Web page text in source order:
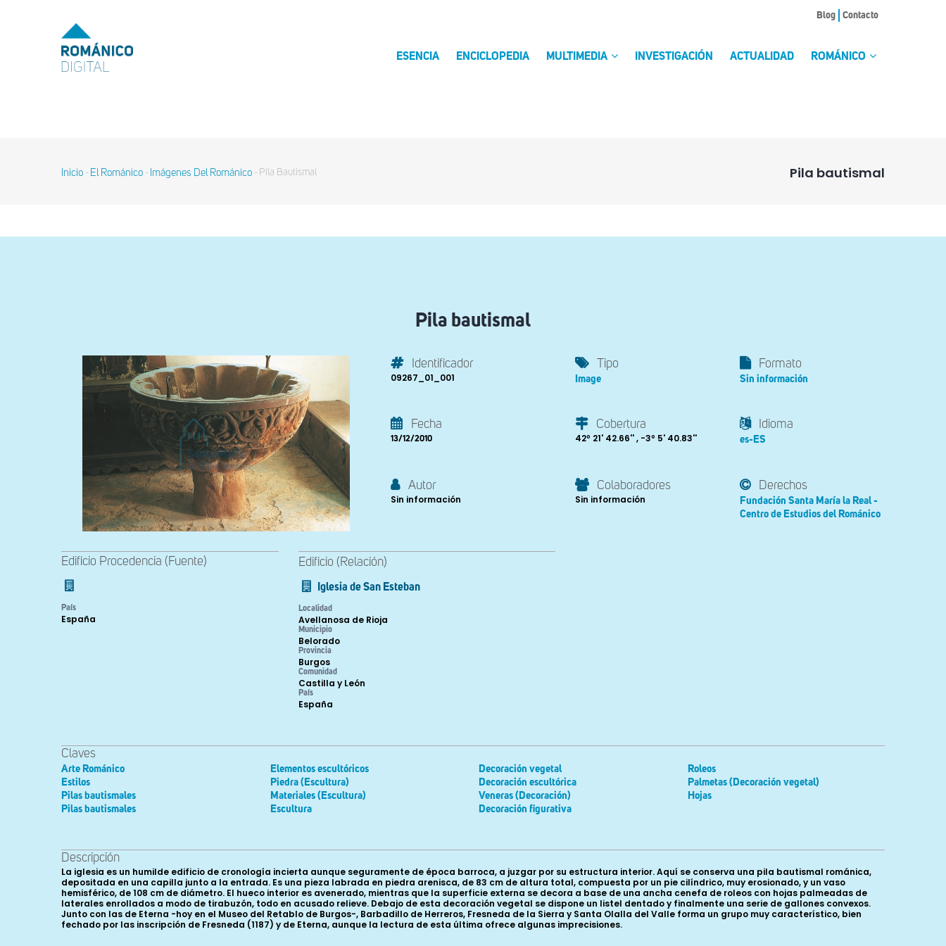
MENU
TOP
Blog Contacto
ESENCIA ENCICLOPEDIA MULTIMEDIA INVESTIGACIÓN ACTUALIDAD ROMÁNICO
Pila bautismal
Sobrescribir
Inicio - El Románico - Imágenes Del Románico - Pila Bautismal
Pila bautismal
Identificador
09267_01_001
Tipo
Image
Formato
Sin información
Fecha
13/12/2010
Cobertura
42º 21' 42.66'' , -3º 5' 40.83''
Idioma
es-ES
Autor
Sin información
Colaboradores
Sin información
Derechos
Fundación Santa María la Real -
Centro de Estudios del Románico
Edificio Procedencia (Fuente)
País
España
Edificio (Relación)
Iglesia de San Esteban
Localidad
Avellanosa de Rioja
Municipio
Belorado
Provincia
Burgos
Comunidad
Castilla y León
País
España
Claves
Arte Románico
Estilos
Pilas bautismales
Pilas bautismales
Elementos escultóricos
Piedra (Escultura)
Materiales (Escultura)
Escultura
Decoración vegetal
Decoración escultórica
Veneras (Decoración)
Decoración figurativa
Roleos
Palmetas (Decoración vegetal)
Hojas
Descripción
La iglesia es un humilde edificio de cronología incierta aunque seguramente de época barroca, a juzgar por su estructura interior. Aquí se conserva una pila bautismal románica,
depositada en una capilla junto a la entrada. Es una pieza labrada en piedra arenisca, de 83 cm de altura total, compuesta por un pie cilíndrico, muy erosionado, y un vaso
hemisférico, de 108 cm de diámetro. El hueco interior es avenerado, mientras que la superficie externa se decora a base de una ancha cenefa de roleos con hojas palmeadas de
laterales enrollados a modo de tirabuzón, todo en acusado relieve. Debajo de esta decoración vegetal se dispone un listel dentado y finalmente una serie de gallones convexos.
Junto con las de Eterna -hoy en el Museo del Retablo de Burgos-, Barbadillo de Herreros, Fresneda de la Sierra y Santa Olalla del Valle forma un grupo muy característico, bien
fechado por las inscripción de Fresneda (1187) y de Eterna, aunque la lectura de esta última ofrece algunas imprecisiones.